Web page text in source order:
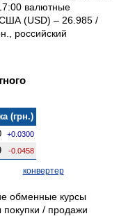
валютные
США (USD) – 26.985 /
российский
(грн.)
+0.0300
-0.0458
конвертер
обменные курсы
/ продажи